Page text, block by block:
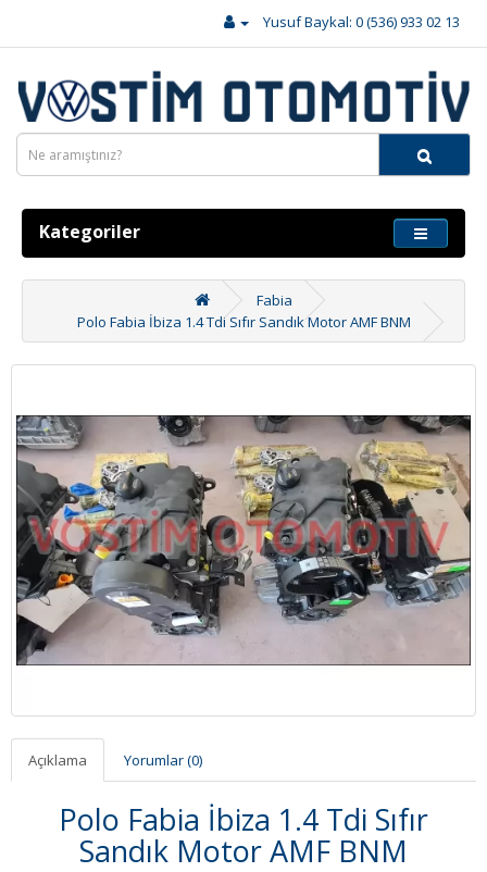
Yusuf Baykal: 0 (536) 933 02 13
Kategoriler
Fabia
Polo Fabia İbiza 1.4 Tdi Sıfır Sandık Motor AMF BNM
Açıklama Yorumlar (0)
Polo Fabia İbiza 1.4 Tdi Sıfır
Sandık Motor AMF BNM